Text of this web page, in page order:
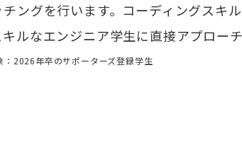
チングを行います。コーディングスキ
キルなエンジニア学生に直接アプローチ
2026年卒のサポーターズ登録学生